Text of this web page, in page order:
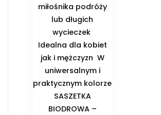
miłośnika podróży
lub długich
wycieczek ️
Idealna dla kobiet
jak i mężczyzn ️ W
uniwersalnym i
praktycznym kolorze
️SASZETKA
BIODROWA –